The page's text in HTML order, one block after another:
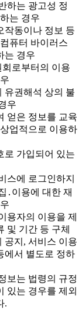
하는 광고성 정
는 경우
작동이나 정보 등
퓨터 바이러스
는 경우
로부터의 이용
유권해석 상의 불
우
얻은 정보를 교육
업적으로 이용하
로 가입되어 있는
스에 로그인하지
․이용에 대한 재
용자의 이용을 제
및 기간 등 구체
공지, 서비스 이용
에서 별도로 정하
보는 법령의 규정
있는 경우를 제외
.